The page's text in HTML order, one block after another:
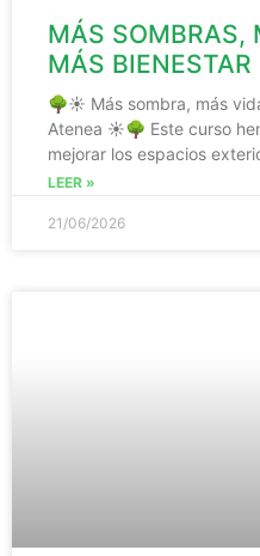
MÁS SOMBRAS,
MÁS BIENESTAR
🌳☀️ Más sombra, más
Atenea ☀️🌳 Este curso
mejorar los espacios
LEER »
21/06/2026